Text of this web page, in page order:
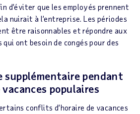
d’éviter que les employés prennent
nuirait à l’entreprise. Les périodes
être raisonnables et répondre aux
qui ont besoin de congés pour des
supplémentaire pendant
populaires
conflits d’horaire de vacances